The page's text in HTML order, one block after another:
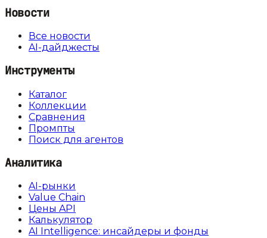
Новости
Все новости
AI-дайджесты
Инструменты
Каталог
Коллекции
Сравнения
Промпты
Поиск для агентов
Аналитика
AI-рынки
Value Chain
Цены API
Калькулятор
AI Intelligence: инсайдеры и фонды